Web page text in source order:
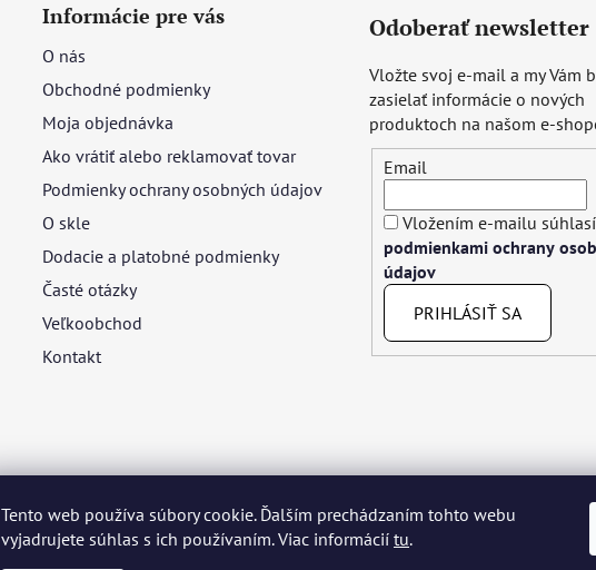
Tento web používa súbory cookie. Ďalším prechádzaním tohto webu
vyjadrujete súhlas s ich používaním. Viac informácií tu.
Informácie pre vás
O nás
Obchodné podmienky
Moja objednávka
Ako vrátiť alebo reklamovať tovar
Podmienky ochrany osobných údajov
O skle
Dodacie a platobné podmienky
Časté otázky
Veľkoobchod
Kontakt
Odoberať newsletter
Vložte svoj e-mail a my Vám
zasielať informácie o nových
produktoch na našom e-
Email
Vložením e-mailu
podmienkami ochrany
údajov
PRIHLÁSIŤ SA
Deutsch Magyar Język polski Română Italiano Español Français
Nederlands Українська Ελληνικά